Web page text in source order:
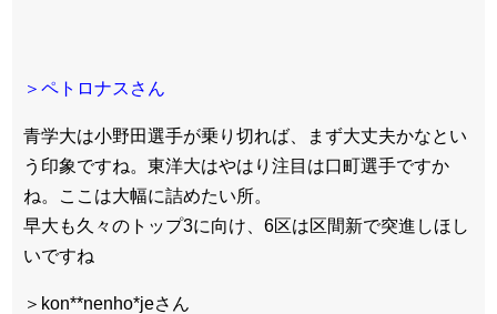
＞ペトロナスさん
青学大は小野田選手が乗り切れば、まず大丈夫かなとい
う印象ですね。東洋大はやはり注目は口町選手ですか
ね。ここは大幅に詰めたい所。
早大も久々のトップ3に向け、6区は区間新で突進しほし
いですね
＞kon**nenho*jeさん